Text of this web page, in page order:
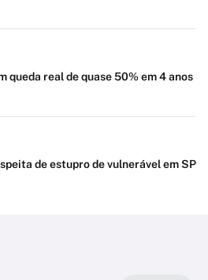
queda real de quase 50% em 4 anos
de estupro de vulnerável em SP